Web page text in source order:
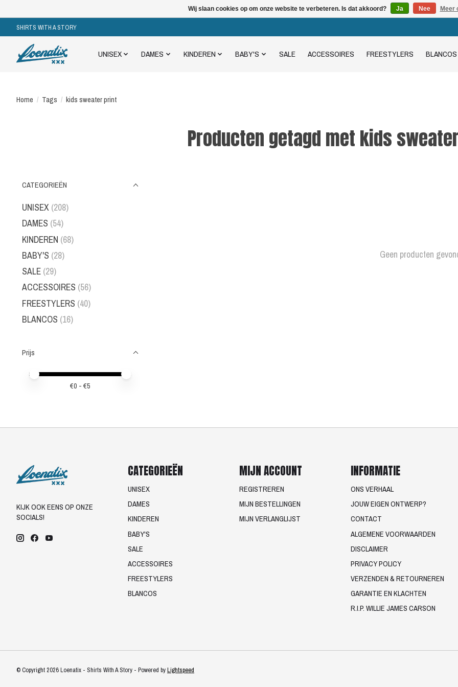
SHIRTS WITH A STORY
UNISEX DAMES KINDEREN BABY'S SALE ACCESSOIRES FREESTYLERS BLANCOS
Home / Tags / kids sweater print
Producten getagd met kids
CATEGORIEËN
UNISEX (208)
DAMES (54)
KINDEREN (68)
BABY'S (28)
SALE (29)
ACCESSOIRES (56)
FREESTYLERS (40)
BLANCOS (16)
Prijs
Minimale prijswaarde
Price maximum value
€0 - €5
Geen producten
KIJK OOK EENS OP ONZE
SOCIALS!
CATEGORIEËN
UNISEX
DAMES
KINDEREN
BABY'S
SALE
ACCESSOIRES
FREESTYLERS
BLANCOS
MIJN ACCOUNT
REGISTREREN
MIJN BESTELLINGEN
MIJN VERLANGLIJST
INFORMATIE
ONS VERHAAL
JOUW EIGEN ONTWERP?
CONTACT
ALGEMENE VOORWAARDEN
DISCLAIMER
PRIVACY POLICY
VERZENDEN & RETOURNEREN
GARANTIE EN KLACHTEN
R.I.P. WILLIE JAMES CARSON
© Copyright 2026 Loenatix - Shirts With A Story - Powered byLightspeed
Wij slaan cookies op om onze website te verbeteren. Is dat akkoord? Ja Nee Meer